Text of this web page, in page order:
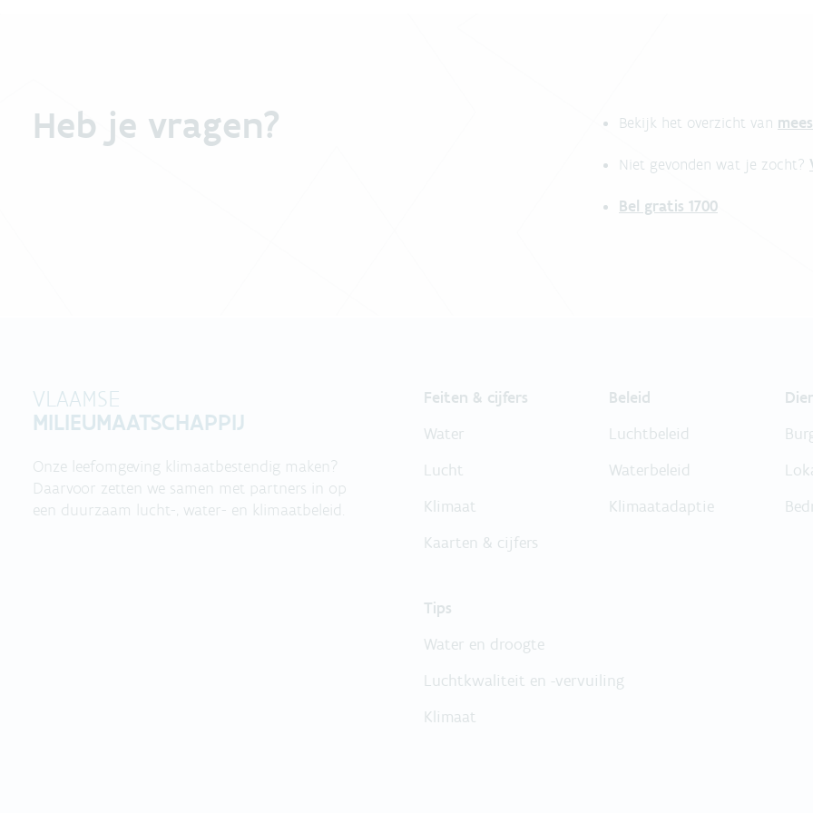
Heb je vragen? Bekijk het overzicht van
Niet gevonden wat je zocht?
Bel gratis 1700
VLAAMSE
MILIEUMAATSCHAPPIJ
Onze leefomgeving klimaatbestendig maken?
Daarvoor zetten we samen met partners in op
een duurzaam lucht-, water- en klimaatbeleid.
Feiten & cijfers
Water
Lucht
Klimaat
Kaarten & cijfers
Beleid
Luchtbeleid
Waterbeleid
Klimaatadaptie
Tips
Water en droogte
Luchtkwaliteit en -vervuiling
Klimaat